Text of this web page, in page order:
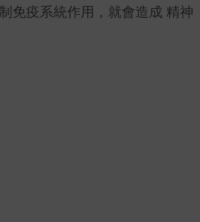
免疫系統作用，就會造成 精神